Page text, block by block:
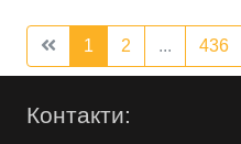
1 2 ... 436
Контакти: